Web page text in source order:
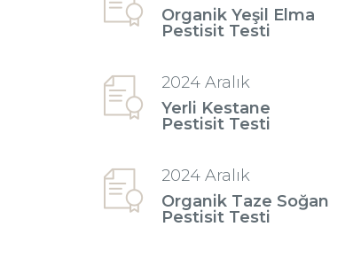
Organik Yeşil Elma
Pestisit Testi
2024 Aralık
Yerli Kestane
Pestisit Testi
2024 Aralık
Organik Taze Soğan
Pestisit Testi